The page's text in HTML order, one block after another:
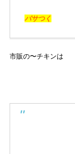
パサつく
市販の〜チキンは